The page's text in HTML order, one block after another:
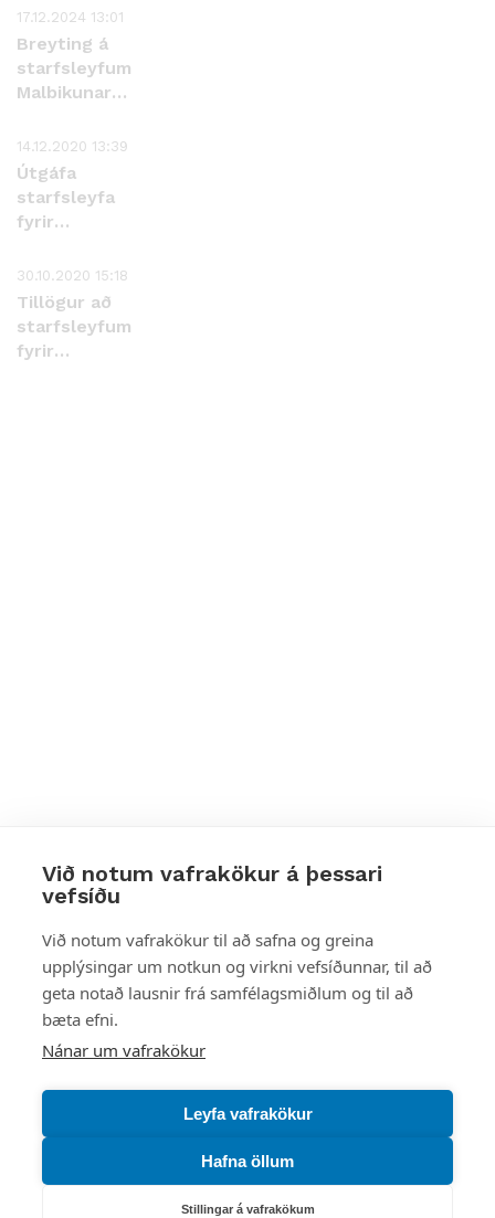
Við notum vafrakökur á þessari
vefsíðu
Við notum vafrakökur til að safna og greina
upplýsingar um notkun og virkni vefsíðunnar, til að
geta notað lausnir frá samfélagsmiðlum og til að
bæta efni.
Nánar um vafrakökur
Leyfa vafrakökur
Hafna öllum
Stillingar á vafrakökum
17.12.2024 13:01
Breyting á
starfsleyfum
Malbikunarstöðvarinnar
Colas hf.
14.12.2020 13:39
Útgáfa
starfsleyfa
fyrir
Colas hf.
30.10.2020 15:18
Tillögur að
starfsleyfum
fyrir
Styttu þér leið
Mest skoðað
Starfsstöðvar
Náttúruverndarstofnun
Veiðimál, friðlýst svæði, landvarsla og náttúruvernd